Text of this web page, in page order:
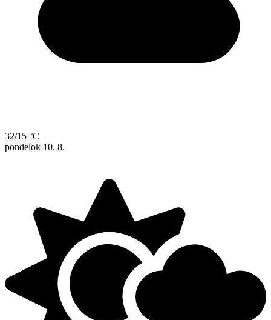
32/15 °C
pondelok 10. 8.